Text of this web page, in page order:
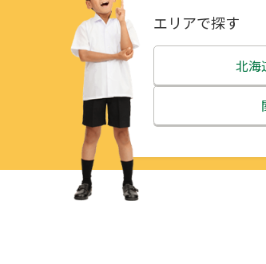
エリアで探す
北海